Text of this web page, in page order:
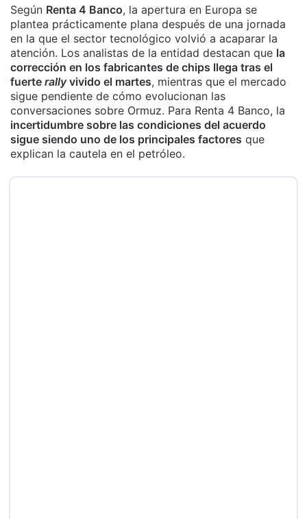
Según Renta 4 Banco, la apertura en Europa se
plantea prácticamente plana después de una jornada
en la que el sector tecnológico volvió a acaparar la
atención. Los analistas de la entidad destacan que la
corrección en los fabricantes de chips llega tras el
fuerte rallyvivido el martes, mientras que el mercado
sigue pendiente de cómo evolucionan las
conversaciones sobre Ormuz. Para Renta 4 Banco, la
incertidumbre sobre las condiciones del acuerdo
sigue siendo uno de los principales factores que
explican la cautela en el petróleo.